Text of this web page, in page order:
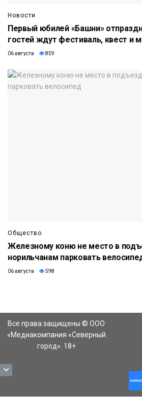
Новости
Первый юбилей «Башни»
гостей ждут фестиваль, квест и
06 августа 859
Общество
Железному коню не место в
норильчанам парковать
06 августа 598
Все права защищены © ООО
«Медиакомпания «Северный
город». 18+